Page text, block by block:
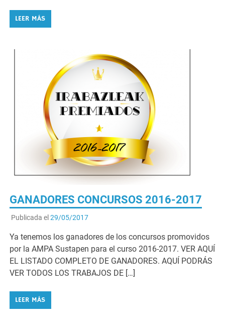
LEER MÁS
GANADORES CONCURSOS 2016-2017
Publicada el 29/05/2017
Ya tenemos los ganadores de los concursos promovidos
por la AMPA Sustapen para el curso 2016-2017. VER AQUÍ
EL LISTADO COMPLETO DE GANADORES. AQUÍ PODRÁS
VER TODOS LOS TRABAJOS DE […]
LEER MÁS